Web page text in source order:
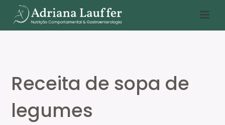
para
o
Receita de sopa de
legumes
e